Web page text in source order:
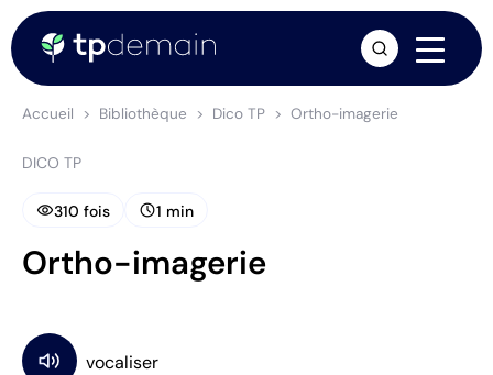
Accueil Bibliothèque Dico TP Ortho-imagerie
DICO TP
visibility310 fois schedule1 min
Ortho-imagerie
arrow_forward